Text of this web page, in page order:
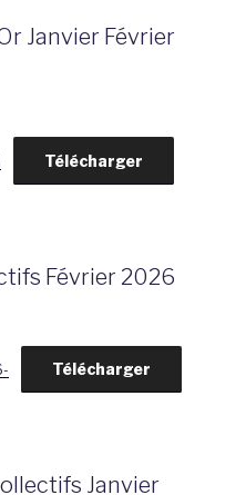
Janvier Février
Télécharger
Février 2026
Télécharger
Janvier